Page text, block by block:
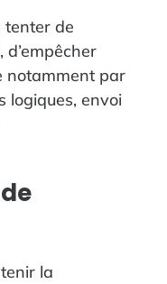
tenter de
notamment par
logiques, envoi
la